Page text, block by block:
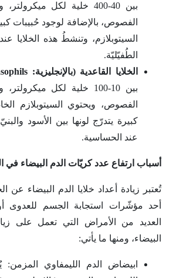
بين 40-400 خلية لكل
الفصوص، بالإضافة لوجود حُبيبات
السيتوبلازم، وتنشطُ هذه الخلايا
الطُفيّليّة.
الخلايا القاعدية (بالإنجليزية: Basophils)
بين 10-100 خلية لكل
الفصوص، ويحتوي السيتوبلازم
كبيرة يتدرّج لونها بين الأسود
عند الحساسية.
أسباب ارتفاع عدد كريّات الدم البيضاء في
تُعتبر زيادة أعداد خلايا الدم البيضاء عن
أحد مؤشّرات استجابة الجسم للعدوى
العديد من الأمراض التي تعمل على
البيضاء، ومنها ما يأتي:
ابيضاض الدم الليمفاوي